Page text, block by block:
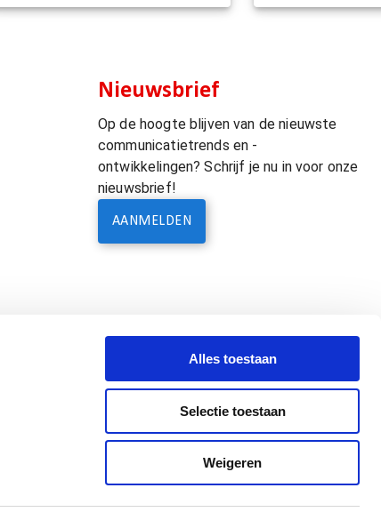
Alles toestaan
Selectie toestaan
Weigeren
Nieuwsbrief
Op de hoogte blijven van de nieuwste
communicatietrends en -
ontwikkelingen? Schrijf je nu in voor onze
nieuwsbrief!
AANMELDEN
Leveringsvoorwaarden & Terms of Supply Privacyverklaring